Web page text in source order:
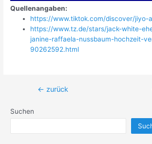
Quellenangaben:
https://www.tiktok.com/discover/jiyo-
https://www.tz.de/stars/jack-white-
janine-raffaela-nussbaum-hochzeit-
90262592.html
Beitragsnavigation
← zurück
Suchen